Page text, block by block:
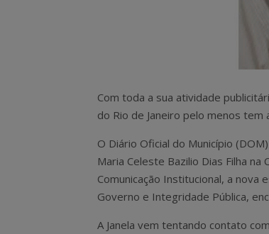
Com toda a sua atividade
do Rio de Janeiro pelo menos
O Diário Oficial do Município
Maria Celeste Bazilio Dias Filha
Comunicação Institucional, a nova
Governo e Integridade Pública,
A Janela vem tentando contato